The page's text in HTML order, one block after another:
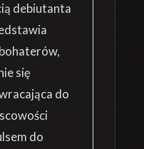
debiutanta
się
do
do